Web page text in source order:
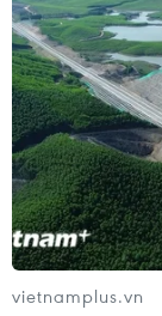
vietnamplus.vn